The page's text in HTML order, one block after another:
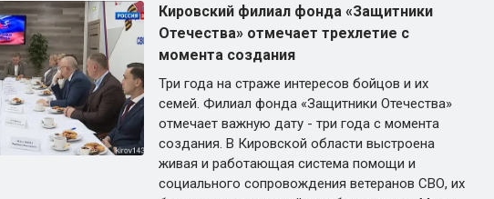
Кировский филиал фонда «Защитники
Отечества» отмечает трехлетие с
момента создания
Три года на страже интересов бойцов и их
семей. Филиал фонда «Защитники Отечества»
отмечает важную дату - три года с момента
создания. В Кировской области выстроена
живая и работающая система помощи и
социального сопровождения ветеранов СВО, их